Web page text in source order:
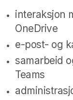
interaksjon
OneDrive
e-post- og
samarbeid
Teams